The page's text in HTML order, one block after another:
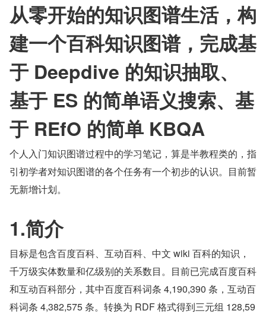
从零开始的知识图谱生活，构
建一个百科知识图谱，完成基
于 Deepdive 的知识抽取、
基于 ES 的简单语义搜索、基
于 REfO 的简单 KBQA
个人入门知识图谱过程中的学习笔记，算是半教程类的，指
引初学者对知识图谱的各个任务有一个初步的认识。目前暂
无新增计划。
1.简介
目标是包含百度百科、互动百科、中文 wiki 百科的知识，
千万级实体数量和亿级别的关系数目。目前已完成百度百科
和互动百科部分，其中百度百科词条 4,190,390 条，互动百
科词条 4,382,575 条。转换为 RDF 格式得到三元组 128,59